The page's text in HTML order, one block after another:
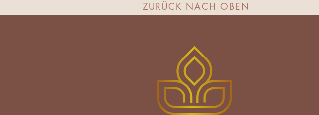
ZURÜCK NACH OBEN